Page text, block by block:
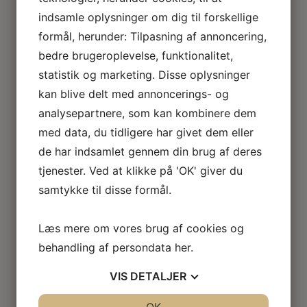
oprindelige
aktuelle
150,00 kr..
Følg os på
Facebook!
Bliv en del af Justos-universet, hvor
du får inspiration, nyheder og
eksklusive tilbud før alle andre!
indsamle oplysninger om dig til forskellige
formål, herunder: Tilpasning af annoncering,
bedre brugeroplevelse, funktionalitet,
statistik og marketing. Disse oplysninger
kan blive delt med annoncerings- og
analysepartnere, som kan kombinere dem
med data, du tidligere har givet dem eller
de har indsamlet gennem din brug af deres
tjenester. Ved at klikke på 'OK' giver du
samtykke til disse formål.
Læs mere om vores brug af cookies og
behandling af persondata her.
VIS DETALJER